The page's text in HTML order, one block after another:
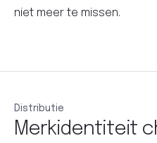
niet meer te missen.
Distributie
Merkidentiteit